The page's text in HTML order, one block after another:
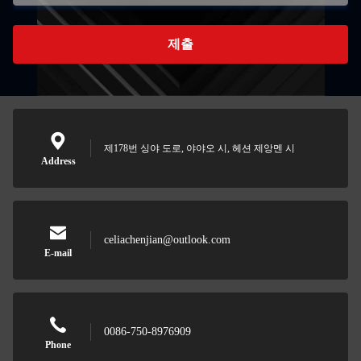
제출
Address
제178번 싱야 도로, 야야오 시, 헤션 제앙멘 시
E-mail
celiachenjian@outlook.com
Phone
0086-750-8976909